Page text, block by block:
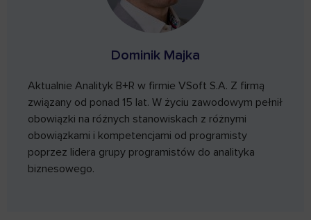
Dominik Majka
Aktualnie Analityk B+R w firmie VSoft S.A. Z firmą
związany od ponad 15 lat. W życiu zawodowym pełnił
obowiązki na różnych stanowiskach z różnymi
obowiązkami i kompetencjami od programisty
poprzez lidera grupy programistów do analityka
biznesowego.